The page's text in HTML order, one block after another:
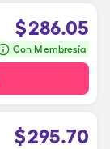
$286.05
Con Membresía
$295.70